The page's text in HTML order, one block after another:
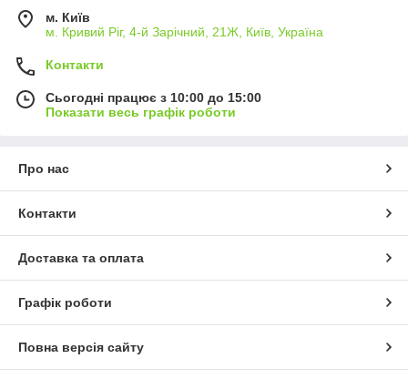
м. Київ
м. Кривий Ріг, 4-й Зарічний, 21Ж, Київ, Україна
Контакти
Сьогодні працює з 10:00 до 15:00
Показати весь графік роботи
Про нас
Контакти
Доставка та оплата
Графік роботи
Повна версія сайту